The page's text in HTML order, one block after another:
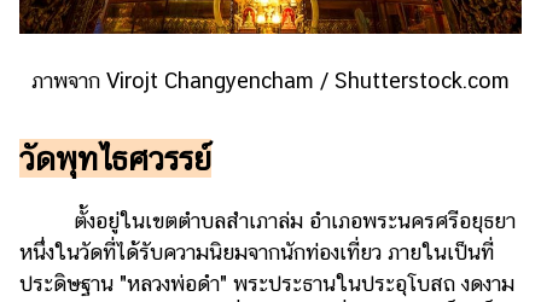
แม่
และ
เลี้ยง
Infographic
บริการ
ภาพจาก Virojt Changyencham / Shutterstock.com
วัดพุทไธศวรรย์
ตั้งอยู่ในเขตตำบลสำเภาล่ม อำเภอพระนครศรีอยุธยา
หนึ่งในวัดที่ได้รับความนิยมจากนักท่องเที่ยว ภายในเป็นที่
ประดิษฐาน "หลวงพ่อดำ" พระประธานในประอุโบสถ งดงาม